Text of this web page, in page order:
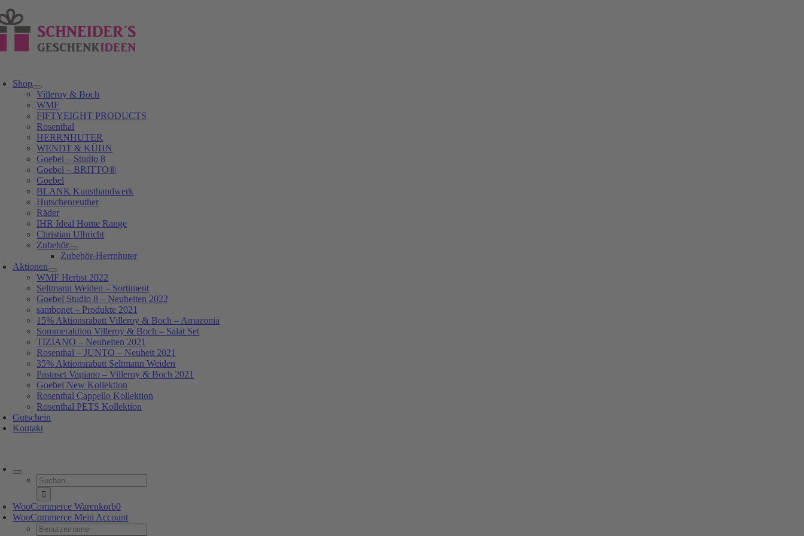
Zum
Inhalt
springen
Shop
Villeroy & Boch
WMF
FIFTYEIGHT PRODUCTS
Rosenthal
HERRNHUTER
WENDT & KÜHN
Goebel – Studio 8
Goebel – BRITTO®
Goebel
BLANK Kunsthandwerk
Hutschenreuther
Räder
IHR Ideal Home Range
Christian Ulbricht
Zubehör
Zubehör-Herrnhuter
Aktionen
WMF Herbst 2022
Seltmann Weiden – Sortiment
Goebel Studio 8 – Neuheiten 2022
sambonet – Produkte 2021
15% Aktionsrabatt Villeroy & Boch – Amazonia
Sommeraktion Villeroy & Boch – Salat Set
TIZIANO – Neuheiten 2021
Rosenthal – JUNTO – Neuheit 2021
35% Aktionsrabatt Seltmann Weiden
Pastaset Vapiano – Villeroy & Boch 2021
Goebel New Kollektion
Rosenthal Cappello Kollektion
Rosenthal PETS Kollektion
Gutschein
Kontakt
Suche
nach:
WooCommerce Warenkorb0
WooCommerce Mein Account
Username: